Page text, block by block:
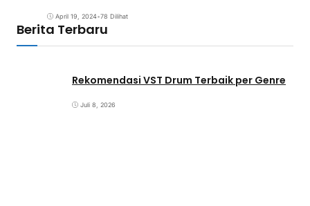
April 19, 2024•78 Dilihat
Berita Terbaru
Rekomendasi VST Drum Terbaik per Genre
Juli 8, 2026